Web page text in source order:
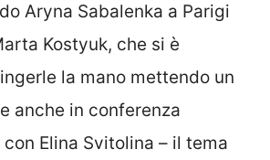
Aryna Sabalenka a Parigi
Kostyuk, che si è
la mano mettendo un
anche in conferenza
Elina Svitolina – il tema